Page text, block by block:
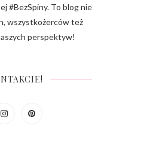
#BezSpiny. To blog nie
wszystkożerców też
perspektyw!